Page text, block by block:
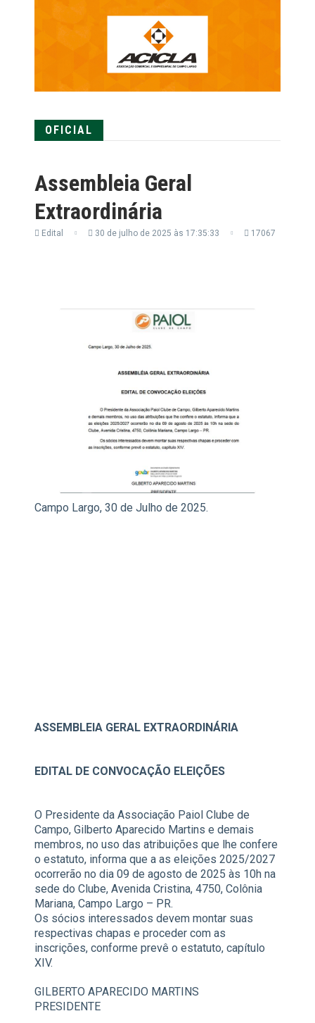
OFICIAL
Assembleia Geral
Extraordinária
Edital 30 de julho de 2025 às 17:35:33 17067
Campo Largo, 30 de Julho de 2025.
ASSEMBLEIA GERAL EXTRAORDINÁRIA
EDITAL DE CONVOCAÇÃO ELEIÇÕES
O Presidente da Associação Paiol Clube de
Campo, Gilberto Aparecido Martins e demais
membros, no uso das atribuições que lhe confere
o estatuto, informa que a as eleições 2025/2027
ocorrerão no dia 09 de agosto de 2025 às 10h na
sede do Clube, Avenida Cristina, 4750, Colônia
Mariana, Campo Largo – PR.
Os sócios interessados devem montar suas
respectivas chapas e proceder com as
inscrições, conforme prevê o estatuto, capítulo
XIV.
GILBERTO APARECIDO MARTINS
PRESIDENTE